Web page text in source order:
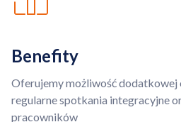
Benefity
Oferujemy możliwość
regularne spotkania integracyjne
pracowników